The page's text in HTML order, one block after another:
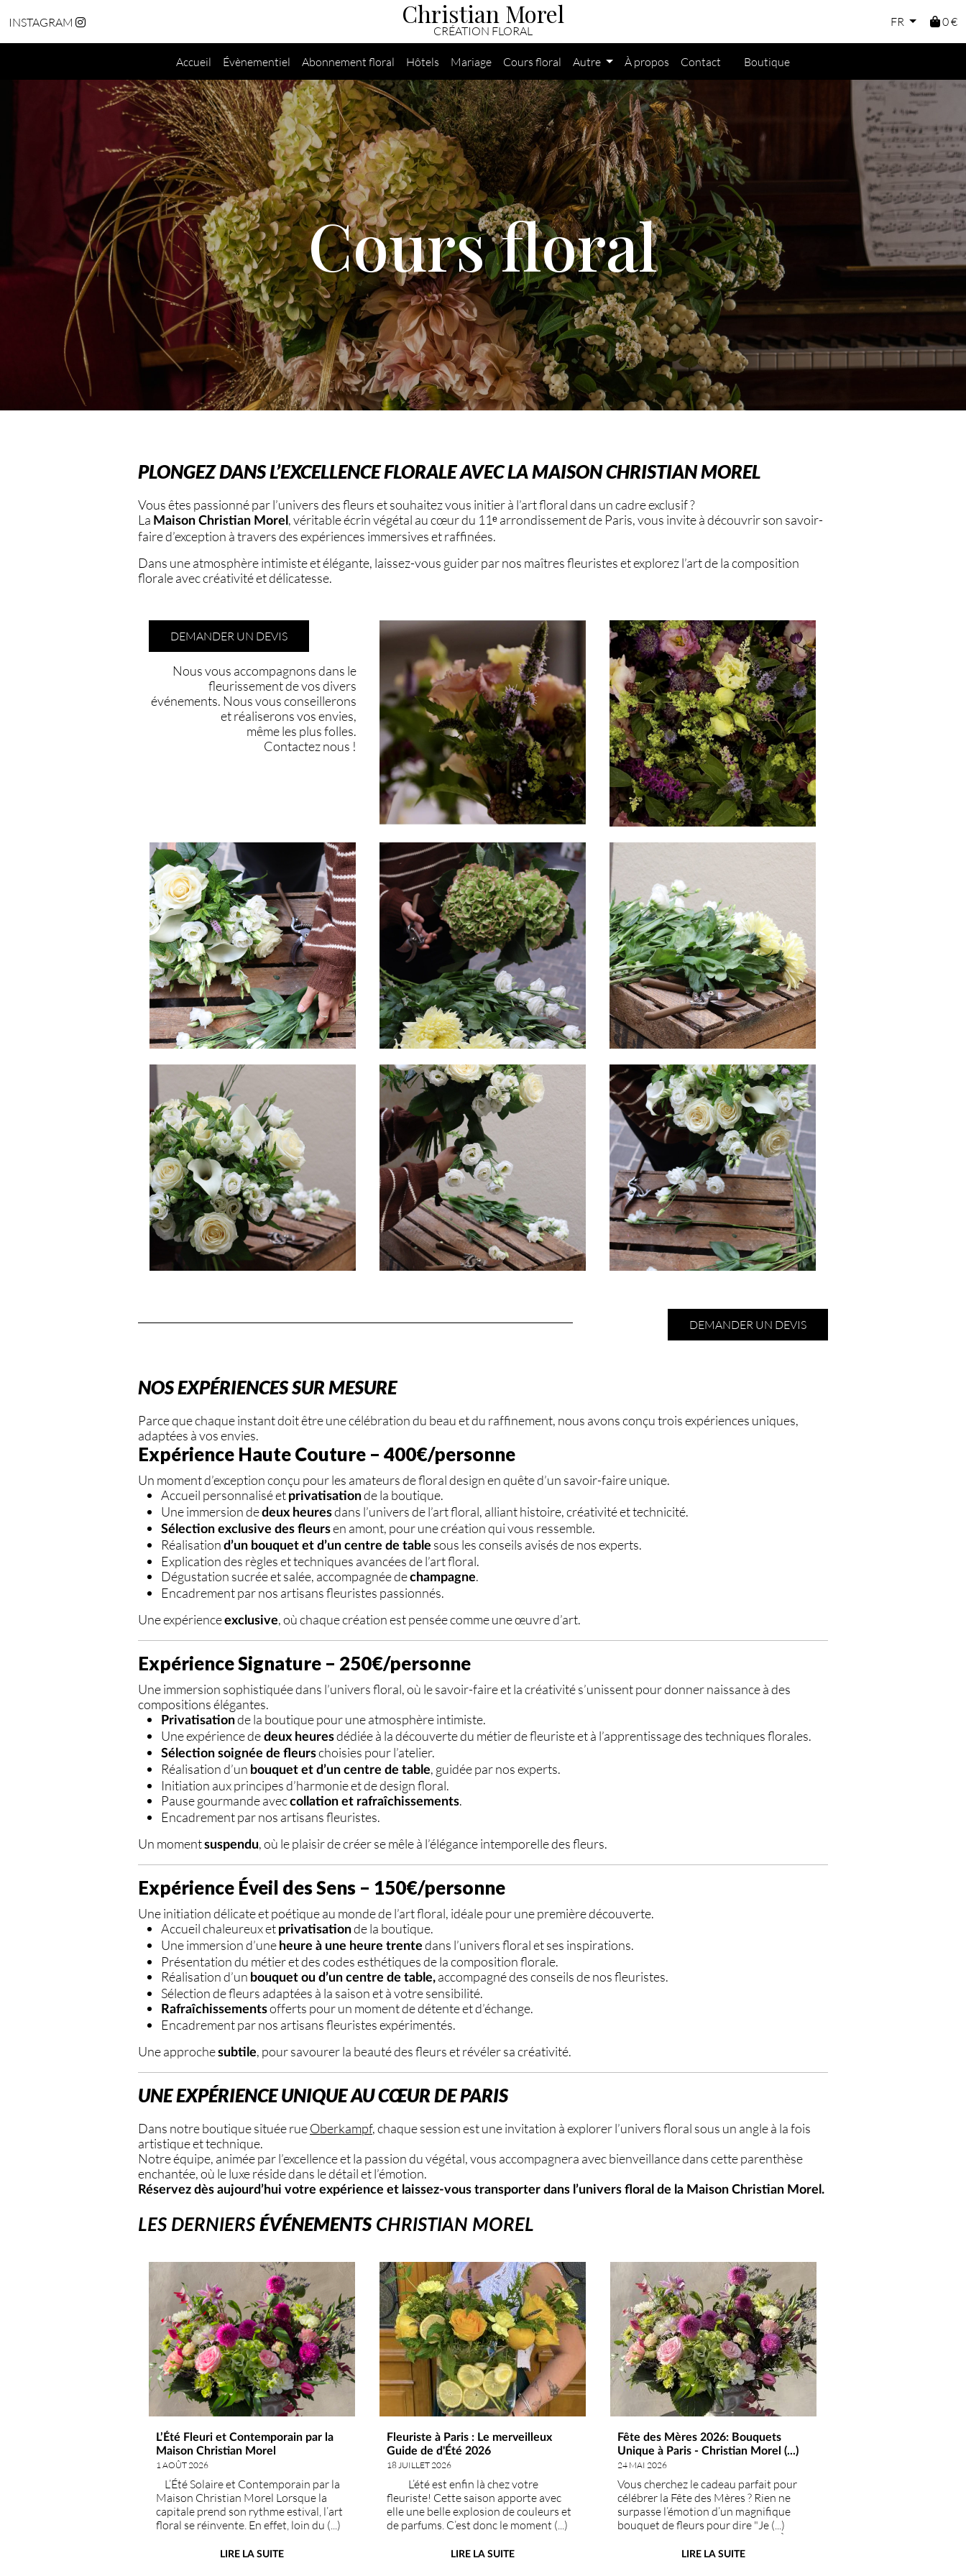
INSTAGRAM Christian Morel
CRÉATION FLORAL
FR 0 €
Accueil Évènementiel Abonnement floral Hôtels Mariage Cours floral Autre À propos Contact Boutique
Cours floral
PLONGEZ DANS L’EXCELLENCE FLORALE AVEC LA MAISON CHRISTIAN MOREL
Vous êtes passionné par l’univers des fleurs et souhaitez vous initier à l’art floral dans un cadre exclusif ?
La Maison Christian Morel , véritable écrin végétal au cœur du 11ᵉ arrondissement de Paris, vous invite à découvrir son savoir-
faire d’exception à travers des expériences immersives et raffinées.
Dans une atmosphère intimiste et élégante, laissez-vous guider par nos maîtres fleuristes et explorez l’art de la composition
florale avec créativité et délicatesse.
DEMANDER UN DEVIS
Nous vous accompagnons dans le
fleurissement de vos divers
événements. Nous vous conseillerons
et réaliserons vos envies,
même les plus folles.
Contactez nous !
DEMANDER UN DEVIS
NOS EXPÉRIENCES SUR MESURE
Parce que chaque instant doit être une célébration du beau et du raffinement, nous avons conçu trois expériences uniques,
adaptées à vos envies.
Expérience Haute Couture – 400€/personne
Un moment d’exception conçu pour les amateurs de floral design en quête d’un savoir-faire unique.
Accueil personnalisé et privatisationde la boutique.
Une immersion dedeux heuresdans l’univers de l’art floral, alliant histoire, créativité et technicité.
Sélection exclusive des fleursen amont, pour une création qui vous ressemble.
Réalisation d’un bouquet et d’un centre de table sous les conseils avisés de nos experts.
Explication des règles et techniques avancées de l’art floral.
Dégustation sucrée et salée, accompagnée dechampagne.
Encadrement par nos artisans fleuristes passionnés.
Une expérienceexclusive, où chaque création est pensée comme une œuvre d’art.
Expérience Signature – 250€/personne
Une immersion sophistiquée dans l’univers floral, où le savoir-faire et la créativité s’unissent pour donner naissance à des
compositions élégantes.
Privatisationde la boutique pour une atmosphère intimiste.
Une expérience de deux heuresdédiée à la découverte du métier de fleuriste et à l’apprentissage des techniques florales.
Sélection soignée de fleurschoisies pour l’atelier.
Réalisation d’un bouquet et d’un centre de table, guidée par nos experts.
Initiation aux principes d’harmonie et de design floral.
Pause gourmande aveccollation et rafraîchissements.
Encadrement par nos artisans fleuristes.
Un momentsuspendu, où le plaisir de créer se mêle à l’élégance intemporelle des fleurs.
Expérience Éveil des Sens – 150€/personne
Une initiation délicate et poétique au monde de l’art floral, idéale pour une première découverte.
Accueil chaleureux et privatisationde la boutique.
Une immersion d’une heure à une heure trente dans l’univers floral et ses inspirations.
Présentation du métier et des codes esthétiques de la composition florale.
Réalisation d’un bouquet ou d’un centre de table, accompagné des conseils de nos fleuristes.
Sélection de fleurs adaptées à la saison et à votre sensibilité.
Rafraîchissementsofferts pour un moment de détente et d’échange.
Encadrement par nos artisans fleuristes expérimentés.
Une approchesubtile, pour savourer la beauté des fleurs et révéler sa créativité.
UNE EXPÉRIENCE UNIQUE AU CŒUR DE PARIS
Dans notre boutique située rueOberkampf, chaque session est une invitation à explorer l’univers floral sous un angle à la fois
artistique et technique.
Notre équipe, animée par l’excellence et la passion du végétal, vous accompagnera avec bienveillance dans cette parenthèse
enchantée, où le luxe réside dans le détail et l’émotion.
Réservez dès aujourd’hui votre expérience et laissez-vous transporter dans l’univers floral de la Maison Christian Morel.
LES DERNIERS ÉVÉNEMENTSCHRISTIAN MOREL
L’Été Fleuri et Contemporain par la
Maison Christian Morel
1 AOÛT 2026
L’Été Solaire et Contemporain par la
Maison Christian Morel Lorsque la
capitale prend son rythme estival, l’art
floral se réinvente. En effet, loin du (...)
Maison Christian Mor
LIRE LA SUITE
Fleuriste à Paris : Le merveilleux
Guide de d'Été 2026
18 JUILLET 2026
L’été est enfin là chez votre
fleuriste! Cette saison apporte avec
elle une belle explosion de couleurs et
de parfums. C’est donc le moment (...)
LIRE LA SUITE
Fête des Mères 2026: Bouquets
Unique à Paris - Christian Morel (...)
World
24 MAI 2026
Vous cherchez le cadeau parfait pour
célébrer la Fête des Mères ? Rien ne
surpasse l’émotion d’un magnifique
bouquet de fleurs pour dire "Je (...)
t’aime" à celle qui compte le plus. À
Paris, capitale du raffinement et de
LIRE LA SUITE